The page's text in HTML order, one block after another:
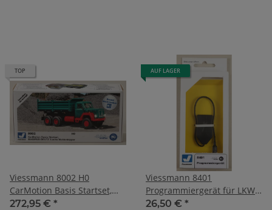
TOP
Viessmann 8002 H0
CarMotion Basis Startset,
MAGIRUS DEUTZ 3-achs
272,95 € *
AUF LAGER
Viessmann 8401
Programmiergerät für LKW
und Busse
26,50 € *